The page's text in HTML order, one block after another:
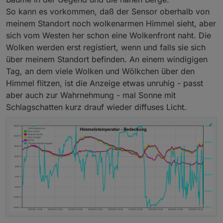
So kann es vorkommen, daß der Sensor oberhalb von
meinem Standort noch wolkenarmen Himmel sieht, aber
sich vom Westen her schon eine Wolkenfront naht. Die
Wolken werden erst registiert, wenn und falls sie sich
über meinem Standort befinden. An einem windigigen
Tag, an dem viele Wolken und Wölkchen über den
Himmel flitzen, ist die Anzeige etwas unruhig - passt
aber auch zur Wahrnehmung - mal Sonne mit
Schlagschatten kurz drauf wieder diffuses Licht.